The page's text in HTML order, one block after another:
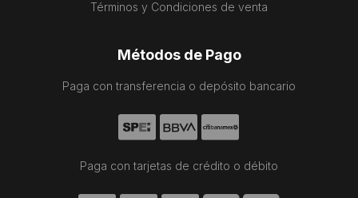
Términos y Condiciones de venta
Métodos de Pago
Paga con transferencia o depósito bancario
Paga con tarjetas de crédito o débito